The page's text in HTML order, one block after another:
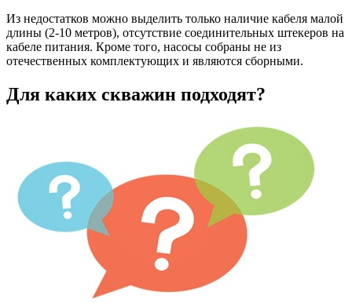
Из недостатков можно выделить только наличие кабеля малой
длины (2-10 метров), отсутствие соединительных штекеров на
кабеле питания. Кроме того, насосы собраны не из
отечественных комплектующих и являются сборными.
Для каких скважин подходят?